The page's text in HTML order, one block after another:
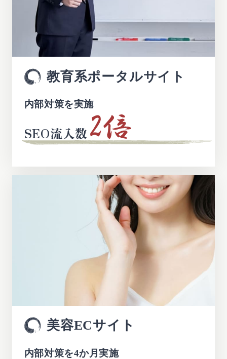
教育系ポータルサイト
内部対策を実施
SEO流入数
美容ECサイト
内部対策を4か月実施